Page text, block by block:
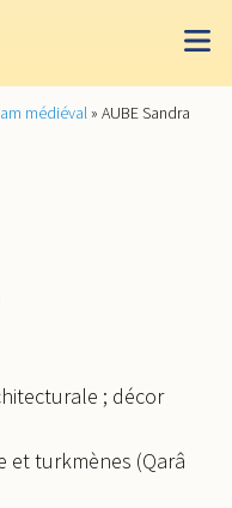
médiéval » AUBE Sandra
; décor
et turkmènes (Qarâ